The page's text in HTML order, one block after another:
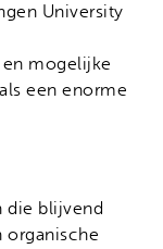
University
mogelijke
een enorme
die blijvend
organische